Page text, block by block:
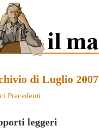
di Luglio 2007
Precedenti
leggeri